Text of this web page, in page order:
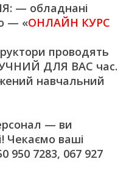
— обладнані
— «ОНЛАЙН КУРС
проводять
ДЛЯ ВАС час.
навчальний
— ви
Чекаємо ваші
950 7283, 067 927